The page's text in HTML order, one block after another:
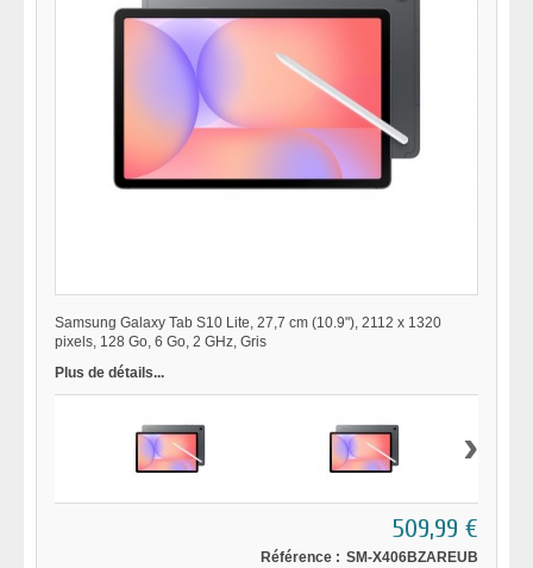
Samsung Galaxy Tab S10 Lite, 27,7 cm (10.9"), 2112 x 1320
pixels, 128 Go, 6 Go, 2 GHz, Gris
Plus de détails...
›
509,99 €
Référence : SM-X406BZAREUB